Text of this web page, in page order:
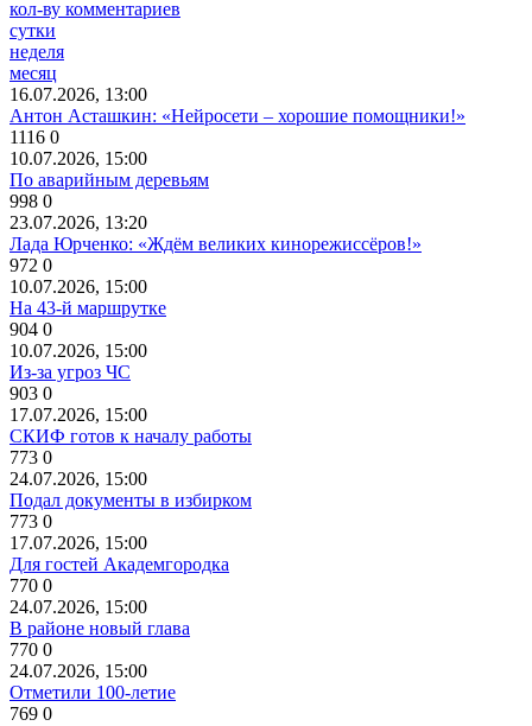
кол-ву комментариев
сутки
неделя
месяц
16.07.2026, 13:00
Антон Асташкин: «Нейросети – хорошие помощники!»
1116 0
10.07.2026, 15:00
По аварийным деревьям
998 0
23.07.2026, 13:20
Лада Юрченко: «Ждём великих кинорежиссёров!»
972 0
10.07.2026, 15:00
На 43-й маршрутке
904 0
10.07.2026, 15:00
Из-за угроз ЧС
903 0
17.07.2026, 15:00
СКИФ готов к началу работы
773 0
24.07.2026, 15:00
Подал документы в избирком
773 0
17.07.2026, 15:00
Для гостей Академгородка
770 0
24.07.2026, 15:00
В районе новый глава
770 0
24.07.2026, 15:00
Отметили 100-летие
769 0